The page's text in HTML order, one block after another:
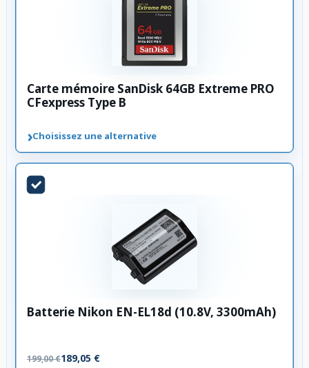
Carte mémoire SanDisk 64GB Extreme PRO
CFexpress Type B
›Choisissez une alternative
Batterie Nikon EN-EL18d (10.8V, 3300mAh)
199,00 €189,05 €